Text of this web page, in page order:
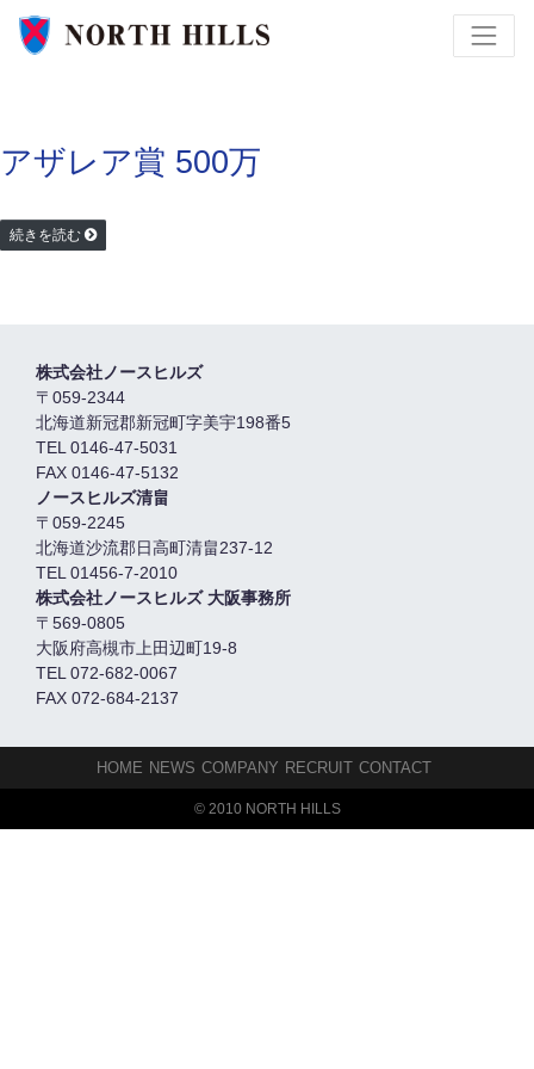
アザレア賞 500万
続きを読む
株式会社ノースヒルズ
〒059-2344
北海道新冠郡新冠町字美宇198番5
TEL 0146-47-5031
FAX 0146-47-5132
ノースヒルズ清畠
〒059-2245
北海道沙流郡日高町清畠237-12
TEL 01456-7-2010
株式会社ノースヒルズ 大阪事務所
〒569-0805
大阪府高槻市上田辺町19-8
TEL 072-682-0067
FAX 072-684-2137
HOME NEWS COMPANY RECRUIT CONTACT
© 2010 NORTH HILLS